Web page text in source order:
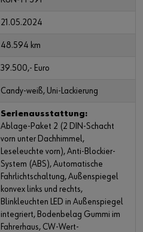
21.05.2024
48.594 km
39.500,- Euro
Candy-weiß, Uni-Lackierung
Serienausstattung:
Ablage-Paket 2 (2 DIN-Schacht
vorn unter Dachhimmel,
Leseleuchte vorn), Anti-Blockier-
System (ABS), Automatische
Fahrlichtschaltung, Außenspiegel
konvex links und rechts,
Blinkleuchten LED in Außenspiegel
integriert, Bodenbelag Gummi im
Fahrerhaus, CW-Wert-